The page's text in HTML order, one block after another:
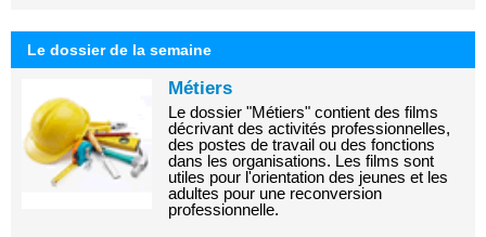
Le dossier de la semaine
Métiers
Le dossier "Métiers" contient des films
décrivant des activités professionnelles,
des postes de travail ou des fonctions
dans les organisations. Les films sont
utiles pour l'orientation des jeunes et les
adultes pour une reconversion
professionnelle.